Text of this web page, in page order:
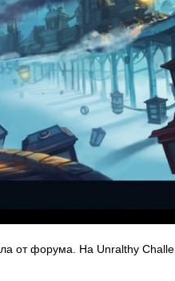
от форума. На Unralthy